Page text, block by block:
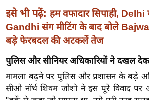
ब्री
फ
म
नो
रं
ज
न
इसे भी पढ़ें: हम वफादार सिपाही,
Gandhi संग मीटिंग के बाद बोले
बड़े फेरबदल की अटकलें तेज
पुलिस और सीनियर अधिकारियों ने दखल
मामला बढ़ने पर पुलिस और प्रशासन के बड़े
सीओ नॉर्थ शिवम जोशी ने इस पूरे विवाद